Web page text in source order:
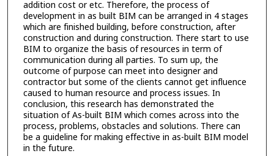
addition cost or etc. Therefore, the process of
development in as built BIM can be arranged in 4 stages
which are finished building, before construction, after
construction and during construction. There start to use
BIM to organize the basis of resources in term of
communication during all parties. To sum up, the
outcome of purpose can meet into designer and
contractor but some of the clients cannot get influence
caused to human resource and process issues. In
conclusion, this research has demonstrated the
situation of As-built BIM which comes across into the
process, problems, obstacles and solutions. There can
be a guideline for making effective in as-built BIM model
in the future.